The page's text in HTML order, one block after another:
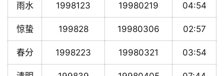
雨水 1998123 19980219 04:54
惊蛰 199828 19980306 02:57
春分 1998223 19980321 03:54